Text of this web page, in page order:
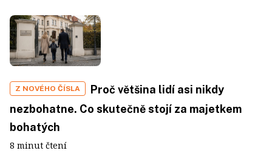
Z NOVÉHO ČÍSLA
Proč většina lidí asi nikdy
nezbohatne. Co skutečně stojí za majetkem
bohatých
8 minut čtení